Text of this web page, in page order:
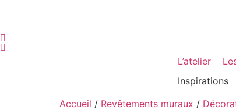
L’atelier
Inspirations
Accueil / Revêtements muraux /